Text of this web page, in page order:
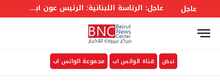
عاجل عاجل: الرئاسة اللبنانية: الرئيس عون أبلغ الوزراء أن واشنطن ستعمل على معالجة وقف إطلاق النار والمناطق التجريبية
نبض قناة الواتس اب مجموعة الواتس اب